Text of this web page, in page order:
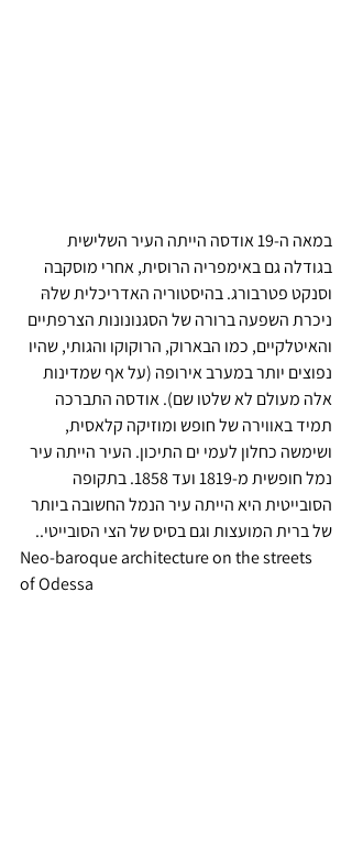
במאה ה-19 אודסה הייתה העיר השלישית
בגודלה גם באימפריה הרוסית, אחרי מוסקבה
וסנקט פטרבורג. בהיסטוריה האדריכלית שלהּ
ניכרת השפעה ברורה של הסגנונונות הצרפתיים
והאיטלקיים, כמו הבארוק, הרוקוקו והגותי, שהיו
נפוצים יותר במערב אירופה (על אף שמדינות
אלה מעולם לא שלטו שם). אודסה התברכה
תמיד באווירה של חופש ומוזיקה קלאסית,
ושימשה כחלון לעמי ים התיכון. העיר הייתה עיר
נמל חופשית מ-1819 ועד 1858. בתקופה
הסובייטית היא הייתה עיר הנמל החשובה ביותר
של ברית המועצות וגם בסיס של הצי הסובייטי..
Neo-baroque architecture on the streets
of Odessa